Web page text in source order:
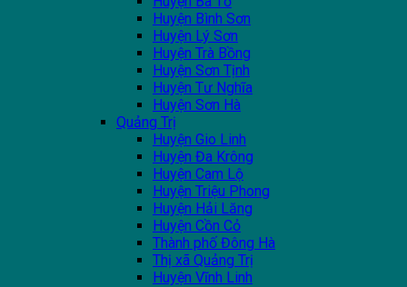
Huyện Bình Sơn
Huyện Lý Sơn
Huyện Trà Bồng
Huyện Sơn Tịnh
Huyện Tư Nghĩa
Huyện Sơn Hà
Quảng Trị
Huyện Gio Linh
Huyện Đa Krông
Huyện Cam Lộ
Huyện Triệu Phong
Huyện Hải Lăng
Huyện Cồn Cỏ
Thành phố Đông Hà
Thị xã Quảng Trị
Huyện Vĩnh Linh